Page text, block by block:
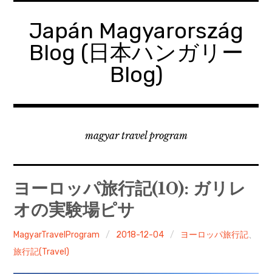
Japán Magyarország
Blog (日本ハンガリー
Blog)
magyar travel program
ヨーロッパ旅行記(10): ガリレ
オの実験場ピサ
MagyarTravelProgram 2018-12-04 ヨーロッパ旅行記、
旅行記(Travel)